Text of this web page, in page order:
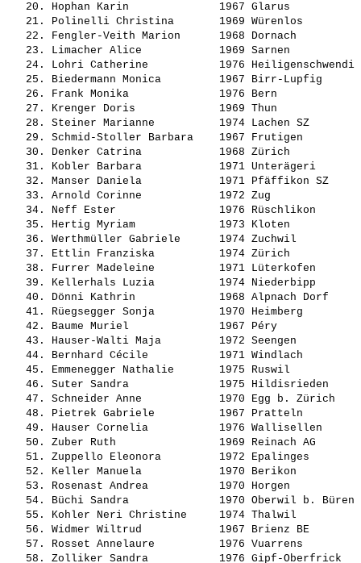
   20.
Hophan Karin
1967 Glarus
   21.
Polinelli Christina
1969 Würenlos
   22.
Fengler-Veith Marion
1968 Dornach
   23.
Limacher Alice
1969 Sarnen
   24.
Lohri Catherine
1976
   25.
Biedermann Monica
1967 Birr-Lupfig
   26.
Frank Monika
1976 Bern
   27.
Krenger Doris
1969 Thun
   28.
Steiner Marianne
1974 Lachen SZ
   29.
Schmid-Stoller Barbara
1967 Frutigen
   30.
Denker Catrina
1968 Zürich
   31.
Kobler Barbara
1971 Unterägeri
   32.
Manser Daniela
1971 Pfäffikon SZ
   33.
Arnold Corinne
1972 Zug
   34.
Neff Ester
1976 Rüschlikon
   35.
Hertig Myriam
1973 Kloten
   36.
Werthmüller Gabriele
1974 Zuchwil
   37.
Ettlin Franziska
1974 Zürich
   38.
Furrer Madeleine
1971 Lüterkofen
   39.
Kellerhals Luzia
1974 Niederbipp
   40.
Dönni Kathrin
1968 Alpnach Dorf
   41.
Rüegsegger Sonja
1970 Heimberg
   42.
Baume Muriel
1967 Péry
   43.
Hauser-Walti Maja
1972 Seengen
   44.
Bernhard Cécile
1971 Windlach
   45.
Emmenegger Nathalie
1975 Ruswil
   46.
Suter Sandra
1975
   47.
Schneider Anne
1970 Egg b.
   48.
Pietrek Gabriele
1967 Pratteln
   49.
Hauser Cornelia
1976 Wallisellen
   50.
Zuber Ruth
1969 Reinach
   51.
Zuppello Eleonora
1972 Epalinges
   52.
Keller Manuela
1970 Berikon
   53.
Rosenast Andrea
1970 Horgen
   54.
Büchi Sandra
1970 Oberwil b.
   55.
Kohler Neri Christine
1974 Thalwil
   56.
Widmer Wiltrud
1967 Brienz BE
   57.
Rosset Annelaure
1976 Vuarrens
   58.
Zolliker Sandra
1976 Gipf-